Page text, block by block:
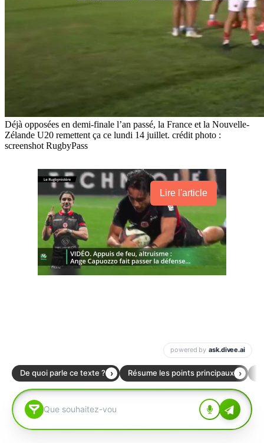
Déjà opposées en demi-finale l’an passé, la France et la Nouvelle-
Zélande U20 remettent ça ce lundi 14 juillet. crédit photo :
screenshot RugbyPass
Lire l'article